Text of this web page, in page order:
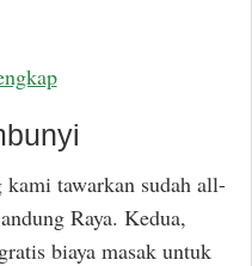
kami tawarkan sudah all-
Raya. Kedua,
biaya masak untuk